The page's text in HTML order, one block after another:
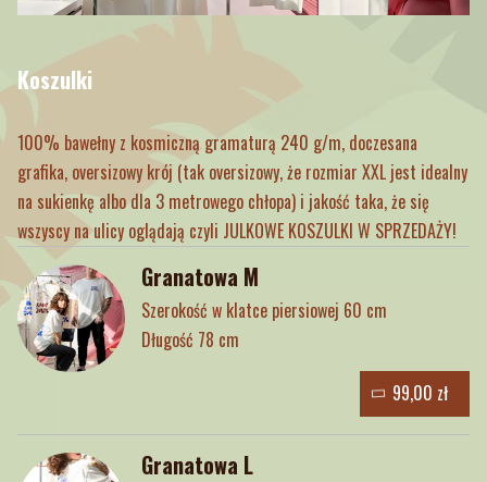
Koszulki
100% bawełny z kosmiczną gramaturą 240 g/m, doczesana
grafika, oversizowy krój (tak oversizowy, że rozmiar XXL jest idealny
na sukienkę albo dla 3 metrowego chłopa) i jakość taka, że się
wszyscy na ulicy oglądają czyli JULKOWE KOSZULKI W SPRZEDAŻY!
Granatowa M
Szerokość w klatce piersiowej 60 cm
Długość 78 cm
Granatowa L